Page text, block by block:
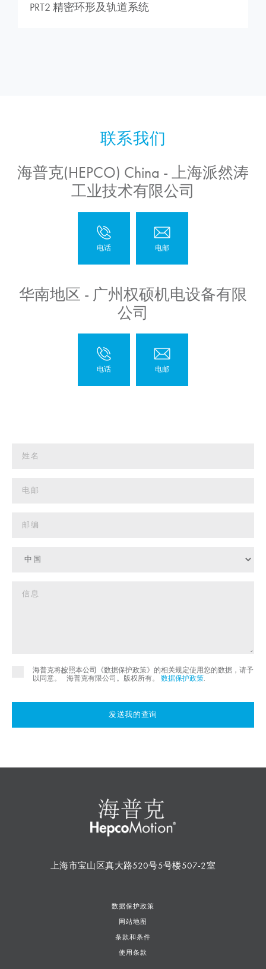
PRT2 精密环形及轨道系统
海普克(HEPCO) China - 上海派然涛
工业技术有限公司
华南地区 - 广州权硕机电设备有限
公司
海普克将按照本公司《数据保护政策》的相关规定使用您的数据，请予
以同意。
©
海普克有限公司。版权所有。 数据保护政策.
发送我的查询
上海市宝山区真大路520号5号楼507-2室
数据保护政策
网站地图
条款和条件
使用条款